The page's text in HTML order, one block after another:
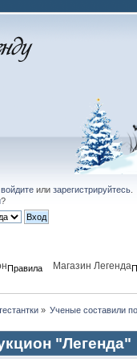
войдите или зарегистрируйтесь
?
Правила Магазин Легенда
» Ученые составили
"Легенда"